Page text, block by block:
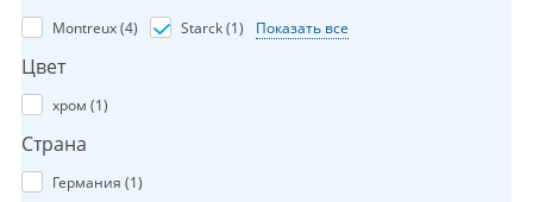
Montreux (4) Starck (1) Показать все
Цвет
хром (1)
Страна
Германия (1)